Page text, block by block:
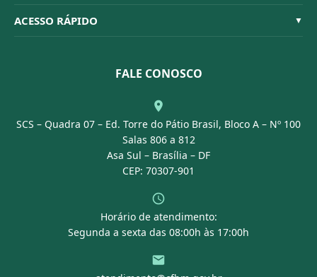
Organograma
Conselheiros
Código de Ética
Dúvidas Frequentes
Resoluções
ACESSO RÁPIDO ▼
Portal Transparência
FALE CONOSCO
SCS – Quadra 07 – Ed. Torre do Pátio Brasil, Bloco A – Nº 100
Salas 806 a 812
Asa Sul – Brasília – DF
CEP: 70307-901
Horário de atendimento:
Segunda a sexta das 08:00h às 17:00h